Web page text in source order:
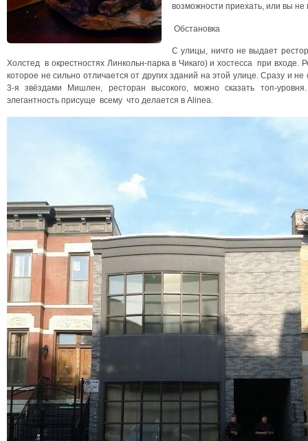
возможности приехать, или вы
Обстановка
С улицы, ничто не выдает
Холстед в окрестностях Линкольн-парка в Чикаго) и хостесса при входе.
которое не сильно отличается от других зданий на этой улице. Сразу и
3-я звёздами Мишлен, ресторан высокого, можно сказать топ-
элегантность присуще всему что делается в Alinea.